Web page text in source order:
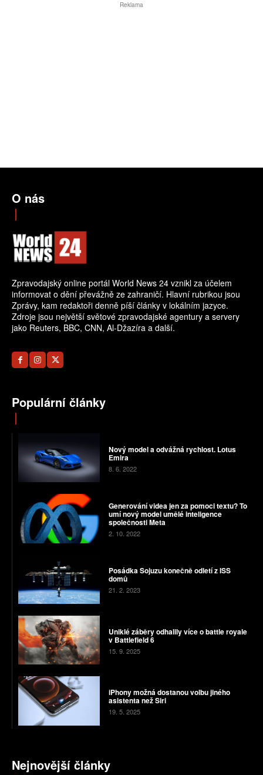
Reklama
O nás
Zpravodajský online portál World News 24 vznikl za účelem
informovat o dění převážně ze zahraničí. Hlavní rubrikou jsou
Zprávy, kam redaktoři denně píší články v lokálním jazyce.
Zdroje jsou největší světové zpravodajské agentury a servery
jako Reuters, BBC, CNN, Al-Džazíra a další.
Populární články
Nový model a odvážná rychlost. Lotus
Emira
8. 6. 2022
Generování videa jen za pomoci textu? To
umí nový model umělé inteligence
společnosti Meta
2. 10. 2022
Posádka Sojuzu konečně odletí z ISS
domů
21. 2. 2023
Uniklé záběry odhalily více o battle royale
v Battlefield 6
15. 9. 2025
iPhony možná dostanou volbu jiného
asistenta než Siri
19. 5. 2025
Nejnovější články